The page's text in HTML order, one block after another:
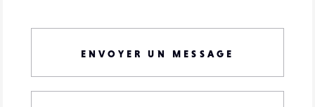
ENVOYER UN MESSAGE